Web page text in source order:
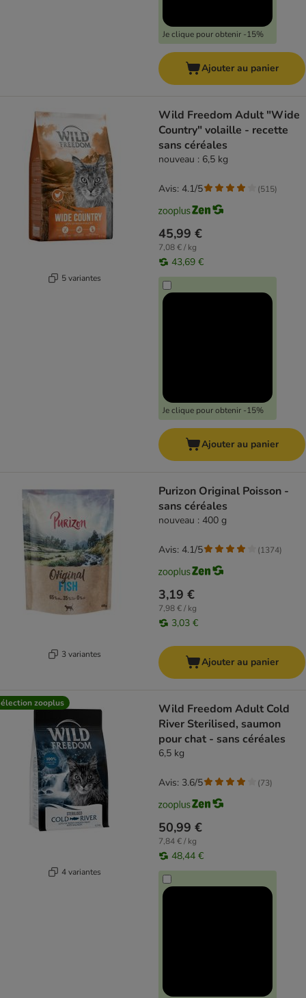
Je clique pour obtenir -15%
Ajouter au panier
5 variantes
Wild Freedom Adult "Wide
Country" volaille - recette
sans céréales
nouveau : 6,5 kg
45,99 €
7,08 € / kg
43,69 €
Je clique pour obtenir -15%
Avis: 4.1/5 (515)
Ajouter au panier
3 variantes
Purizon Original Poisson -
sans céréales
nouveau : 400 g
3,19 €
7,98 € / kg
3,03 €
Avis: 4.1/5 (1374)
Ajouter au panier
zooplus
4 variantes
Wild Freedom Adult Cold
River Sterilised, saumon
pour chat - sans céréales
6,5 kg
50,99 €
7,84 € / kg
48,44 €
Avis: 3.6/5 (73)